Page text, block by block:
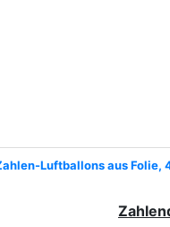
Luftballons aus Folie,